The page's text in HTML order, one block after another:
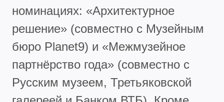
номинациях: «Архитектурное
решение» (совместно с Музейным
бюро Planet9) и «Межмузейное
партнёрство года» (совместно с
Русским музеем, Третьяковской